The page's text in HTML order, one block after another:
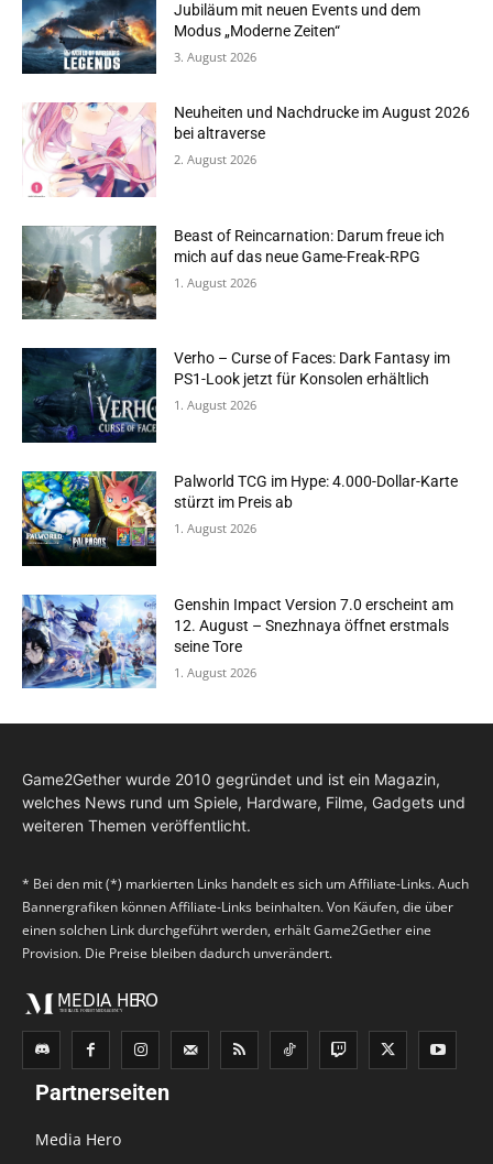
Jubiläum mit neuen Events und dem
Modus „Moderne Zeiten“
3. August 2026
Neuheiten und Nachdrucke im August 2026
bei altraverse
2. August 2026
Beast of Reincarnation: Darum freue ich
mich auf das neue Game-Freak-RPG
1. August 2026
Verho – Curse of Faces: Dark Fantasy im
PS1-Look jetzt für Konsolen erhältlich
1. August 2026
Palworld TCG im Hype: 4.000-Dollar-Karte
stürzt im Preis ab
1. August 2026
Genshin Impact Version 7.0 erscheint am
12. August – Snezhnaya öffnet erstmals
seine Tore
1. August 2026
Game2Gether wurde 2010 gegründet und ist ein Magazin,
welches News rund um Spiele, Hardware, Filme, Gadgets und
weiteren Themen veröffentlicht.
* Bei den mit (*) markierten Links handelt es sich um Affiliate-Links. Auch
Bannergrafiken können Affiliate-Links beinhalten. Von Käufen, die über
einen solchen Link durchgeführt werden, erhält Game2Gether eine
Provision. Die Preise bleiben dadurch unverändert.
Partnerseiten
Media Hero